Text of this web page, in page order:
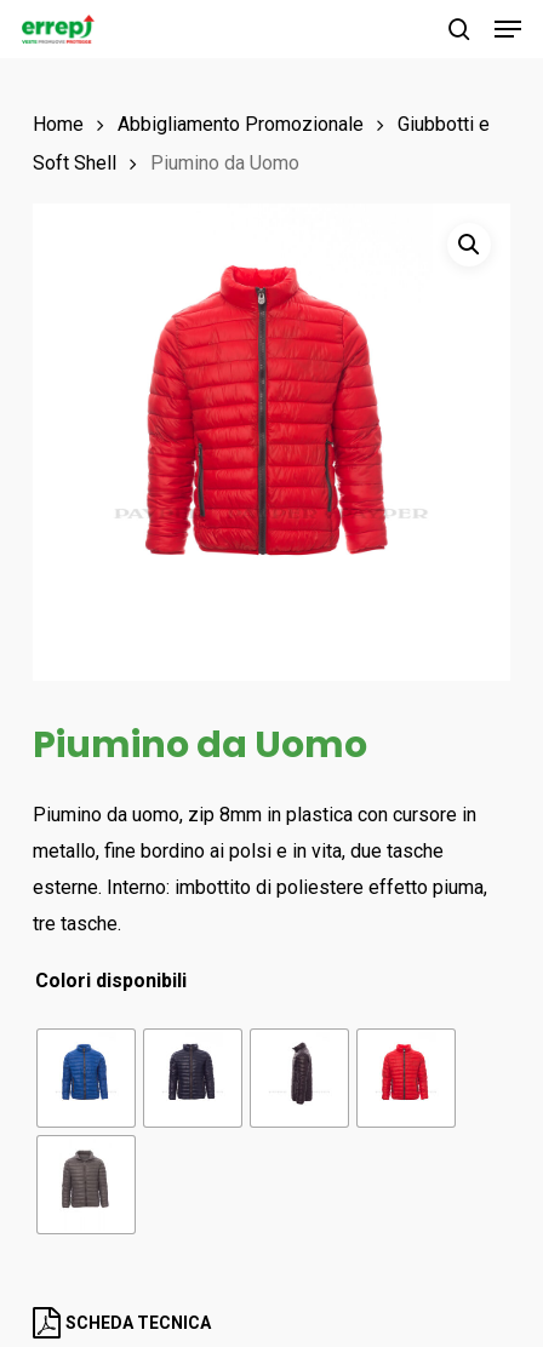
Skip
contentHome Abbigliamento Promozionale
Giubbotti e
Soft Shell
Piumino da Uomo
Piumino da Uomo
Piumino da uomo, zip 8mm in plastica con cursore in
metallo, fine bordino ai polsi e in vita, due tasche
esterne. Interno: imbottito di poliestere effetto piuma,
tre tasche.
Colori disponibili
SCHEDA TECNICA